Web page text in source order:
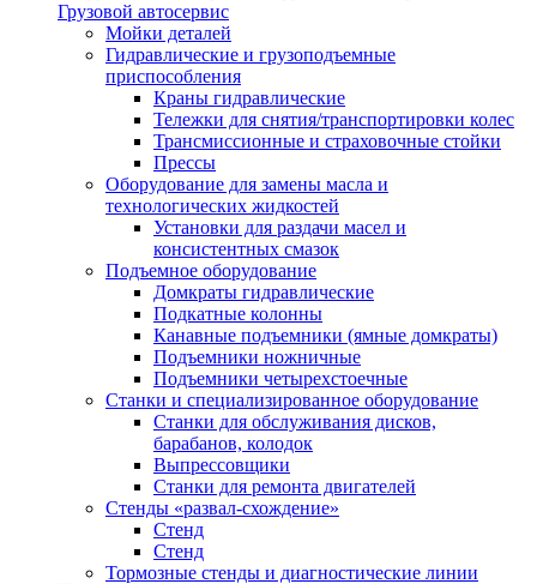
Грузовой автосервис
Мойки деталей
Гидравлические и грузоподъемные
приспособления
Краны гидравлические
Тележки для снятия/транспортировки колес
Трансмиссионные и страховочные стойки
Прессы
Оборудование для замены масла и
технологических жидкостей
Установки для раздачи масел и
консистентных смазок
Подъемное оборудование
Домкраты гидравлические
Подкатные колонны
Канавные подъемники (ямные домкраты)
Подъемники ножничные
Подъемники четырехстоечные
Станки и специализированное оборудование
Станки для обслуживания дисков,
барабанов, колодок
Выпрессовщики
Станки для ремонта двигателей
Стенды «развал-схождение»
Стенд
Стенд
Тормозные стенды и диагностические линии